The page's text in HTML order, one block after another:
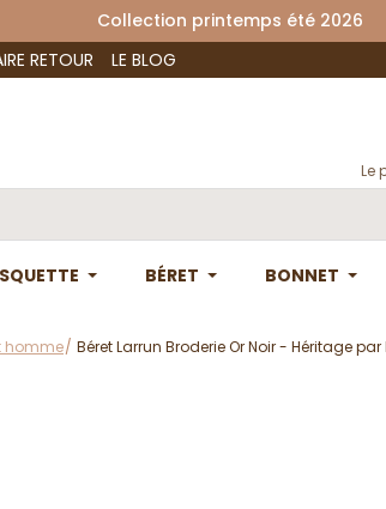
Collection printemps
RETOUR LE BLOG
Le
BÉRET BONNET
homme Béret Larrun Broderie Or Noir - Héritage par